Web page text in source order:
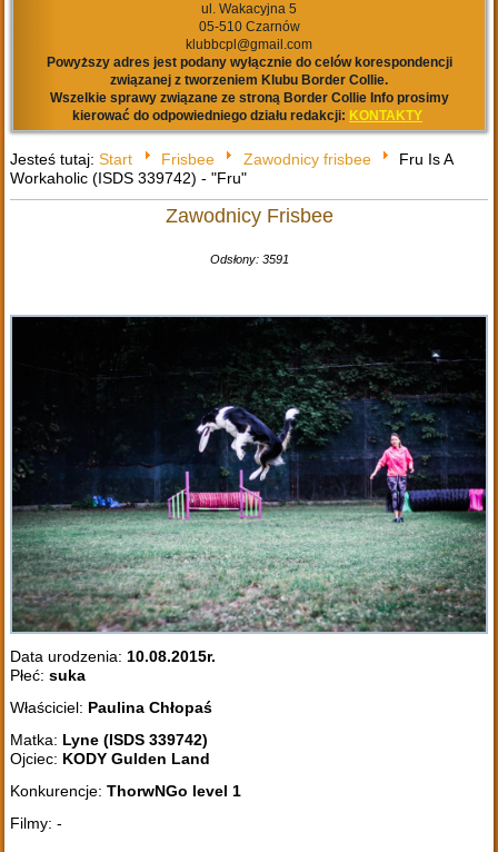
ul. Wakacyjna 5
05-510 Czarnów
klubbcpl@gmail.com
Powyższy adres jest podany wyłącznie do celów korespondencji
związanej z tworzeniem Klubu Border Collie.
Wszelkie sprawy związane ze stroną Border Collie Info prosimy
kierować do odpowiedniego działu redakcji: KONTAKTY
Jesteś tutaj:Start Frisbee Zawodnicy frisbee
Fru Is A
Workaholic (ISDS 339742) - "Fru"
Zawodnicy Frisbee
Odsłony: 3591
Data urodzenia: 10.08.2015r.
Płeć:suka
Właściciel: Paulina Chłopaś
Matka: Lyne (ISDS 339742)
Ojciec: KODY Gulden Land
Konkurencje:ThorwNGo level 1
Filmy: -